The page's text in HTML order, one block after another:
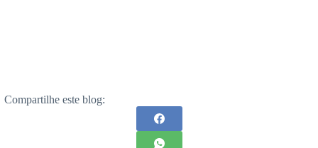
Compartilhe este blog: